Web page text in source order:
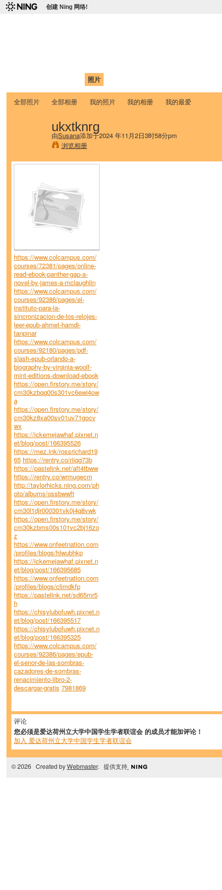
创建 Ning 网络!
照片
全部照片 全部相册 我的照片 我的相册 我的最爱
ukxtknrg
由Susana添加于2024 年11月2日3时58分pm
浏览相册
https://www.colcampus.com/
courses/72381/pages/online-
read-ebook-panther-gap-a-
novel-by-james-a-mclaughlin
https://www.colcampus.com/
courses/92386/pages/el-
instituto-para-la-
sincronizacion-de-los-relojes-
leer-epub-ahmet-hamdi-
tanpinar
https://www.colcampus.com/
courses/92180/pages/pdf-
slash-epub-orlando-a-
biography-by-virginia-woolf-
mint-editions-download-ebook
https://open.firstory.me/story/
cm30kzbqg00s301vc6ewi4ow
a
https://open.firstory.me/story/
cm30kz8xa00sv01uv71gocv
wx
https://ickemejawhaf.pixnet.n
et/blog/post/166395526
https://mez.ink/rossrichard19
65 https://rentry.co/riiqg73b
https://pastelink.net/aft4tbww
https://rentry.co/wrmugecm
http://taylorhicks.ning.com/ph
oto/albums/ossbwwft
https://open.firstory.me/story/
cm30l1djr000301vk0j4q8vwk
https://open.firstory.me/story/
cm30kzbms00s101vc2bj16zo
z
https://www.onfeetnation.com
/profiles/blogs/hlwubhkp
https://ickemejawhaf.pixnet.n
et/blog/post/166395685
https://www.onfeetnation.com
/profiles/blogs/climdkfp
https://pastelink.net/sd65mr5
h
https://chisylubofuwh.pixnet.n
et/blog/post/166395517
https://chisylubofuwh.pixnet.n
et/blog/post/166395325
https://www.colcampus.com/
courses/92386/pages/epub-
el-senor-de-las-sombras-
cazadores-de-sombras-
renacimiento-libro-2-
descargar-gratis 7981869
评论
您必须是爱达荷州立大学中国学生学者联谊会 的成员才能加评论！
加入 爱达荷州立大学中国学生学者联谊会
© 2026 Created byWebmaster. 提供支持